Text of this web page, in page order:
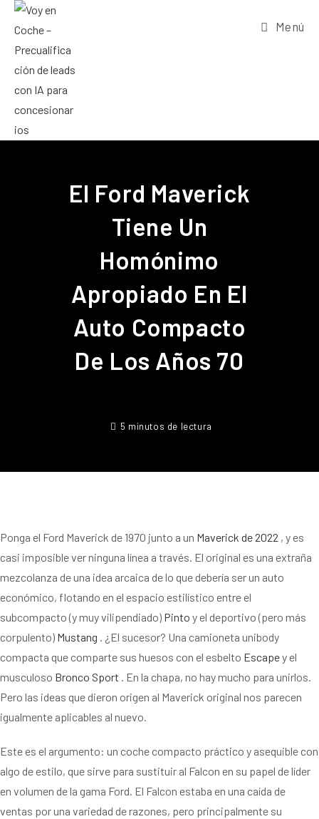
Menú
El Ford Maverick
Tiene Un
Homónimo
Apropiado En El
Auto Compacto
De Los Años 70
5 minutos de lectura
Ponga el Ford Maverick de 1970 junto a un Maverick de 2022 , y es
casi imposible ver ninguna línea a través. El original es una extraña
mezcolanza de una idea arcaica de lo que debería ser un auto
económico, flotando en el espacio estilístico entre el
subcompacto (y muy vilipendiado) Pinto y el deportivo (pero más
corpulento) Mustang . ¿El sucesor? Una camioneta unibody
compacta que comparte sus huesos con el esbelto Escapey el
musculoso Bronco Sport . En la chapa, no hay mucho para unirlos.
Pero las ideas que dieron origen al Maverick original nos parecen
igualmente aplicables al nuevo.
Este es el argumento: un coche compacto práctico y asequible con
algo de estilo, que sirve para sustituir al Falcon en su papel de líder
en volumen de la gama Ford. El Falcon estaba en una caída de
ventas por una variedad de razones, pero principalmente su